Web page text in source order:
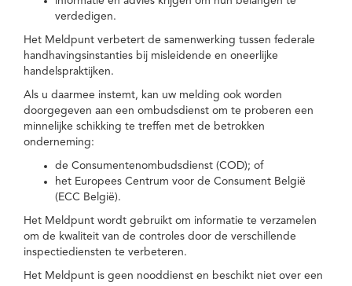
verdedigen.
Het Meldpunt verbetert de samenwerking tussen federale
handhavingsinstanties bij misleidende en oneerlijke
handelspraktijken.
Als u daarmee instemt, kan uw melding ook worden
doorgegeven aan een ombudsdienst om te proberen een
minnelijke schikking te treffen met de betrokken
onderneming:
de Consumentenombudsdienst (COD); of
het Europees Centrum voor de Consument België
(ECC België).
Het Meldpunt wordt gebruikt om informatie te verzamelen
om de kwaliteit van de controles door de verschillende
inspectiediensten te verbeteren.
Het Meldpunt is geen nooddienst en beschikt niet over een